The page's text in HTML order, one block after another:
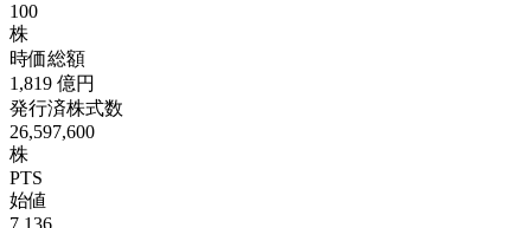
100
株
時価総額
1,819 億円
発行済株式数
26,597,600
株
PTS
始値
7,136